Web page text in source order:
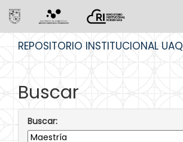
REPOSITORIO INSTITUCIONAL UAQ
Buscar
Buscar: